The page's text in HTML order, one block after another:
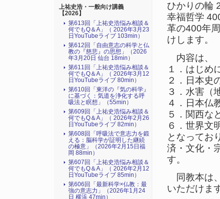
ひかりの輪
幸福哲学
革の400年
けします。
内容は、
１．はじめ
２．日本史
３．水害（
４．日本仏
５．関西な
６．世界文
となってお
済・文化・
す。
同教本は
いただけま
上祐史浩・一般向け講義
【2026】
第613回「上祐史浩悩み相談＆
何でもQ＆A」（ 2026年3月23
日YouTubeライブ 103min）
第612回「自由意志の科学と仏
教の『慈悲』の思想」（2026
年3月20日 仙台 18min）
第611回「上祐史浩悩み相談＆
何でもQ＆A」（ 2026年3月12
日YouTubeライブ 80min）
第610回「東洋の『気の科学』
に基づく：気道を浄化する呼
吸法と瞑想」（55min）
第609回「上祐史浩悩み相談＆
何でもQ＆A」（ 2026年2月26
日YouTubeライブ 82min）
第608回「呼吸法で意志力を鍛
える：脳科学が証明した継続
の極意」（2026年2月15日福
岡 88min）
第607回「上祐史浩悩み相談＆
何でもQ＆A」（ 2026年2月12
日YouTubeライブ 85min）
第606回「最新科学×仏教：最
強の意志力」（2026年1月24
日 横浜 47min）